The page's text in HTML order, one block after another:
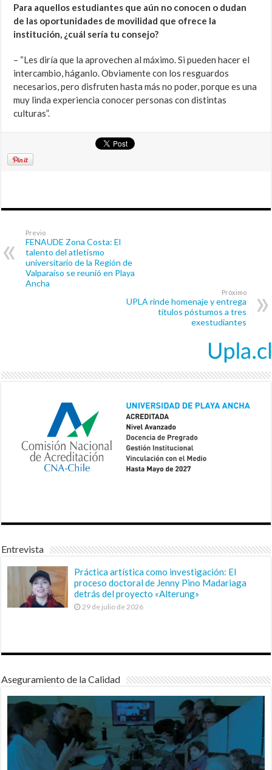
Para aquellos estudiantes que aún no conocen o dudan
de las oportunidades de movilidad que ofrece la
institución, ¿cuál sería tu consejo?
– “Les diría que la aprovechen al máximo. Si pueden hacer el
intercambio, háganlo. Obviamente con los resguardos
necesarios, pero disfruten hasta más no poder, porque es una
muy linda experiencia conocer personas con distintas
culturas”.
Previo
FENAUDE Zona Costa: El
talento del atletismo
universitario de la Región de
Valparaíso se reunió en Playa
Ancha
Próximo
UPLA rinde homenaje y entrega
títulos póstumos a tres
exestudiantes
Entrevista
Práctica artística como investigación: El
proceso doctoral de Jenny Pino Madariaga
detrás del proyecto «Alterung»
29 de julio de 2026
Aseguramiento de la Calidad